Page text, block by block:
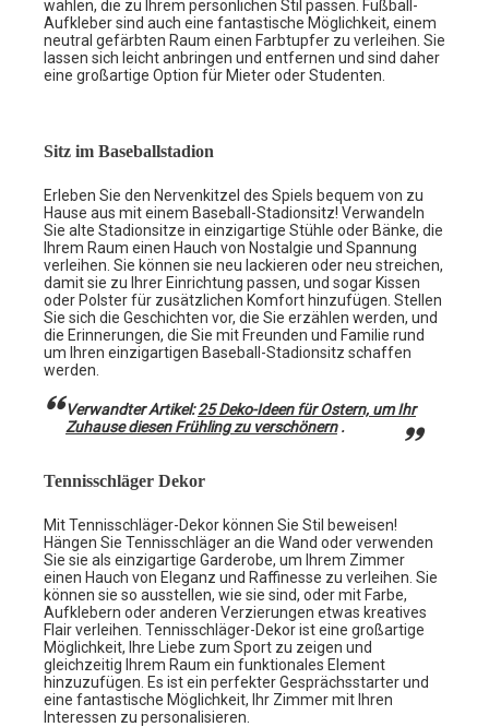
wählen, die zu Ihrem persönlichen Stil passen. Fußball-
Aufkleber sind auch eine fantastische Möglichkeit, einem
neutral gefärbten Raum einen Farbtupfer zu verleihen. Sie
lassen sich leicht anbringen und entfernen und sind daher
eine großartige Option für Mieter oder Studenten.
Sitz im Baseballstadion
Erleben Sie den Nervenkitzel des Spiels bequem von zu
Hause aus mit einem Baseball-Stadionsitz! Verwandeln
Sie alte Stadionsitze in einzigartige Stühle oder Bänke, die
Ihrem Raum einen Hauch von Nostalgie und Spannung
verleihen. Sie können sie neu lackieren oder neu streichen,
damit sie zu Ihrer Einrichtung passen, und sogar Kissen
oder Polster für zusätzlichen Komfort hinzufügen. Stellen
Sie sich die Geschichten vor, die Sie erzählen werden, und
die Erinnerungen, die Sie mit Freunden und Familie rund
um Ihren einzigartigen Baseball-Stadionsitz schaffen
werden.
Verwandter Artikel:25 Deko-Ideen für Ostern, um Ihr
Zuhause diesen Frühling zu verschönern.
Tennisschläger Dekor
Mit Tennisschläger-Dekor können Sie Stil beweisen!
Hängen Sie Tennisschläger an die Wand oder verwenden
Sie sie als einzigartige Garderobe, um Ihrem Zimmer
einen Hauch von Eleganz und Raffinesse zu verleihen. Sie
können sie so ausstellen, wie sie sind, oder mit Farbe,
Aufklebern oder anderen Verzierungen etwas kreatives
Flair verleihen. Tennisschläger-Dekor ist eine großartige
Möglichkeit, Ihre Liebe zum Sport zu zeigen und
gleichzeitig Ihrem Raum ein funktionales Element
hinzuzufügen. Es ist ein perfekter Gesprächsstarter und
eine fantastische Möglichkeit, Ihr Zimmer mit Ihren
Interessen zu personalisieren.